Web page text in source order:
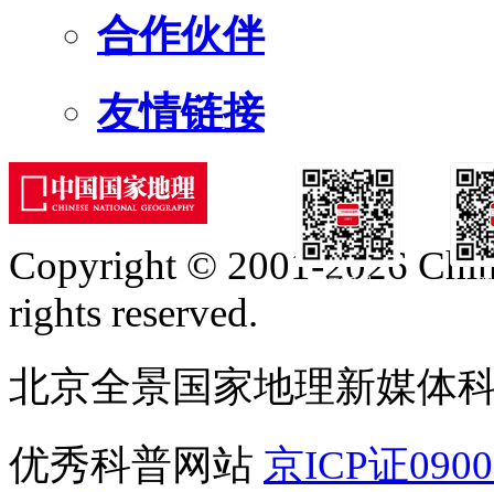
合作伙伴
友情链接
订阅号
Copyright © 2001-2026
rights reserved.
北京全景国家地理新媒体
优秀科普网站 京ICP证